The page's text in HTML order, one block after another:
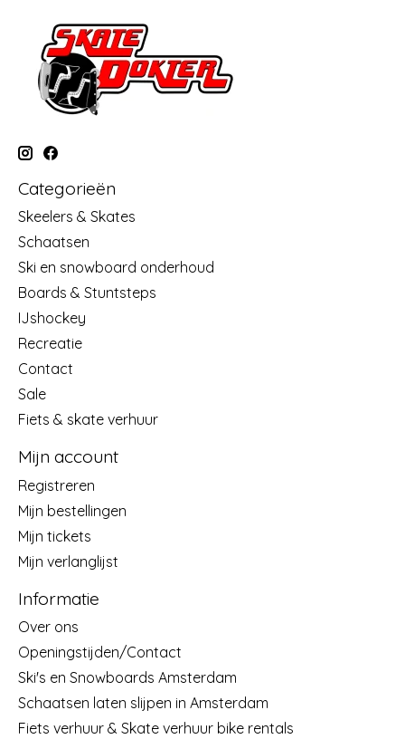
Categorieën
Skeelers & Skates
Schaatsen
Ski en snowboard onderhoud
Boards & Stuntsteps
IJshockey
Recreatie
Contact
Sale
Fiets & skate verhuur
Mijn account
Registreren
Mijn bestellingen
Mijn tickets
Mijn verlanglijst
Informatie
Over ons
Openingstijden/Contact
Ski's en Snowboards Amsterdam
Schaatsen laten slijpen in Amsterdam
Fiets verhuur & Skate verhuur bike rentals